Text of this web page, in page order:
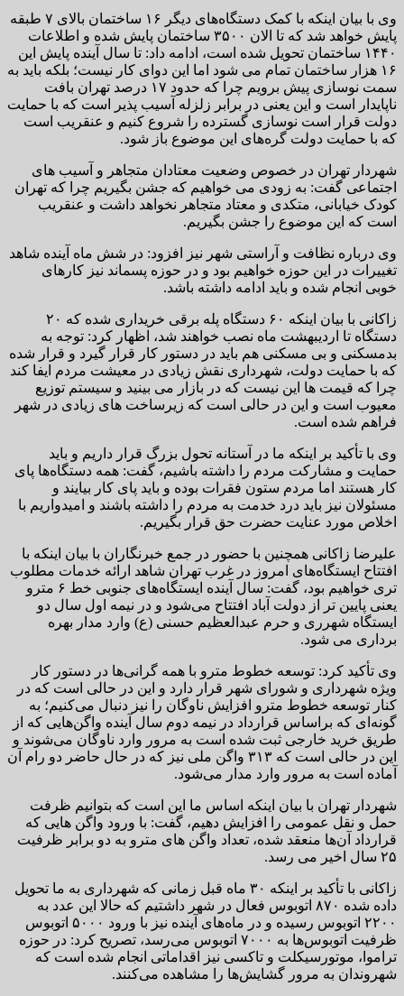
وی با بیان اینکه با کمک دستگاه‌های دیگر ۱۶ ساختمان بالای ۷ طبقه
پایش خواهد شد که تا الان ۳۵۰۰ ساختمان پایش شده و اطلاعات
۱۴۴۰ ساختمان تحویل شده است، ادامه داد: تا سال آینده پایش این
۱۶ هزار ساختمان تمام می شود اما این دوای کار نیست؛ بلکه باید به
سمت نوسازی پیش برویم چرا که حدود ۱۷ درصد تهران بافت
ناپایدار است و این یعنی در برابر زلزله آسیب پذیر است که با حمایت
دولت قرار است نوسازی گسترده را شروع کنیم و عنقریب است
که با حمایت دولت گره‌های این موضوع باز شود.
شهردار تهران در خصوص وضعیت معتادان متجاهر و آسیب های
اجتماعی گفت: به زودی می خواهیم که جشن بگیریم چرا که تهران
کودک خیابانی، متکدی و معتاد متجاهر نخواهد داشت و عنقریب
است که این موضوع را جشن بگیریم.
وی درباره نظافت و آراستی شهر نیز افزود: در شش ماه آینده شاهد
تغییرات در این حوزه خواهیم بود و در حوزه پسماند نیز کارهای
خوبی انجام شده و باید ادامه داشته باشد.
زاکانی با بیان اینکه ۶۰ دستگاه پله برقی خریداری شده که ۲۰
دستگاه تا اردیبهشت ماه نصب خواهند شد، اظهار کرد: توجه به
بدمسکنی و بی مسکنی هم باید در دستور کار قرار گیرد و قرار شده
که با حمایت دولت، شهرداری نقش زیادی در معیشت مردم ایفا کند
چرا که قیمت ها این نیست که در بازار می بینید و سیستم توزیع
معیوب است و این در حالی است که زیرساخت های زیادی در شهر
فراهم شده است.
وی با تأکید بر اینکه ما در آستانه تحول بزرگ قرار داریم و باید
حمایت و مشارکت مردم را داشته باشیم، گفت: همه دستگاه‌ها پای
کار هستند اما مردم ستون فقرات بوده و باید پای کار بیایند و
مسئولان نیز باید درد خدمت به مردم را داشته باشند و امیدواریم با
اخلاص مورد عنایت حضرت حق قرار بگیریم.
علیرضا زاکانی همچنین با حضور در جمع خبرنگاران با بیان اینکه با
افتتاح ایستگاه‌های امروز در غرب تهران شاهد ارائه خدمات مطلوب
تری خواهیم بود، گفت: سال آینده ایستگاه‌های جنوبی خط ۶ مترو
یعنی پایین تر از دولت آباد افتتاح می‌شود و در نیمه اول سال دو
ایستگاه شهرری و حرم عبدالعظیم حسنی (ع) وارد مدار بهره
برداری می شود.
وی تأکید کرد: توسعه خطوط مترو با همه گرانی‌ها در دستور کار
ویژه شهرداری و شورای شهر قرار دارد و این در حالی است که در
کنار توسعه خطوط مترو افزایش ناوگان را نیز دنبال می‌کنیم؛ به
گونه‌ای که براساس قرارداد در نیمه دوم سال آینده واگن‌هایی که از
طریق خرید خارجی ثبت شده است به مرور وارد ناوگان می‌شوند و
این در حالی است که ۳۱۳ واگن ملی نیز که در حال حاضر دو رام آن
آماده است به مرور وارد مدار می‌شود.
شهردار تهران با بیان اینکه اساس ما این است که بتوانیم ظرفت
حمل و نقل عمومی را افزایش دهیم، گفت: با ورود واگن هایی که
قرارداد آن‌ها منعقد شده، تعداد واگن های مترو به دو برابر ظرفیت
۲۵ سال اخیر می رسد.
زاکانی با تأکید بر اینکه ۳۰ ماه قبل زمانی که شهرداری به ما تحویل
داده شده ۸۷۰ اتوبوس فعال در شهر داشتیم که حالا این عدد به
۲۲۰۰ اتوبوس رسیده و در ماه‌های آینده نیز با ورود ۵۰۰۰ اتوبوس
ظرفیت اتوبوس‌ها به ۷۰۰۰ اتوبوس می‌رسد، تصریح کرد: در حوزه
تراموا، موتورسیکلت و تاکسی نیز اقداماتی انجام شده است که
شهروندان به مرور گشایش‌ها را مشاهده می‌کنند.